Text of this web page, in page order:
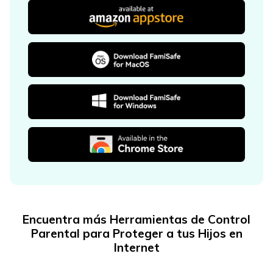
Encuentra más Herramientas de Control
Parental para Proteger a tus Hijos en
Internet